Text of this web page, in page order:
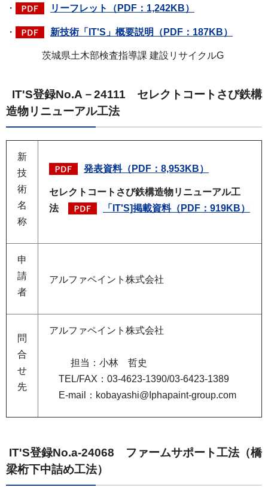
・ リーフレット（PDF：1,242KB）
・ 新技術「IT'S」概要説明（PDF：187KB）
茨城県土木部検査指導課 建設リサイクルG
IT'S登録No.A－24111 セレクトコートさび鉄構
造物リニューアル工法
新
技
術
名
称
発表資料（PDF：8,953KB）
セレクトコートさび鉄構造物リニューアル工
法
「IT'S]掲載資料（PDF：919KB）
申
請
者
アルファペイント株式会社
問
合
せ
先
アルファペイント株式会社
担当：小林 哲史
TEL/FAX：03-4623-1390/03-6423-1389
E-mail：kobayashi@Iphapaint-group.com
IT'S登録No.a-24068 ファームサポート工法（橋
梁桁下中詰め工法）